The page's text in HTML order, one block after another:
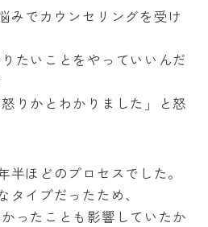
みでカウンセリングを受け
たいことをやっていいんだ
りかとわかりました」と怒
半ほどのプロセスでした。
タイプだったため、
ったことも影響していたか